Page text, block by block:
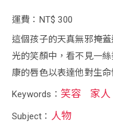
運費：NT$ 300
這個孩子的天真無邪掩
光的笑顏中，看不見一
康的唇色以表達他對生
Keywords： 笑容 家人
Subject： 人物